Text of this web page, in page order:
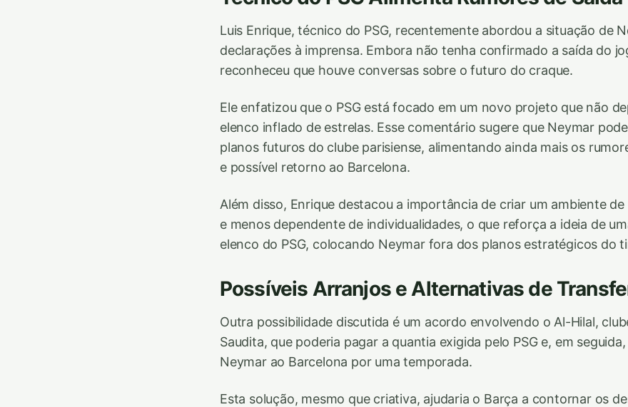
Luis Enrique, técnico do PSG, recentemente abordou a situação de
declarações à imprensa. Embora não tenha confirmado a saída do
reconheceu que houve conversas sobre o futuro do craque.
Ele enfatizou que o PSG está focado em um novo projeto que não
elenco inflado de estrelas. Esse comentário sugere que Neymar
planos futuros do clube parisiense, alimentando ainda mais os
e possível retorno ao Barcelona.
Além disso, Enrique destacou a importância de criar um ambiente
e menos dependente de individualidades, o que reforça a ideia de
elenco do PSG, colocando Neymar fora dos planos estratégicos do
Possíveis Arranjos e Alternativas de
Outra possibilidade discutida é um acordo envolvendo o Al-Hilal,
Saudita, que poderia pagar a quantia exigida pelo PSG e, em
Neymar ao Barcelona por uma temporada.
Esta solução, mesmo que criativa, ajudaria o Barça a contornar os